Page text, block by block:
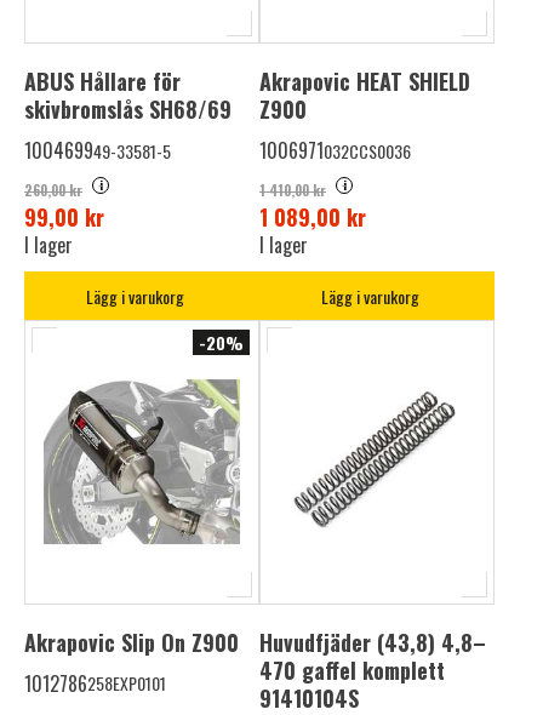
ABUS Hållare för
skivbromslås SH68/69
100469949-33581-5
260,00 kr i
99,00 kr
I lager
Lägg i varukorg
Akrapovic HEAT SHIELD
Z900
1006971032CCS0036
1 410,00 kr i
1 089,00 kr
I lager
Lägg i varukorg
-20%
Akrapovic Slip On Z900
1012786258EXP0101
Huvudfjäder (43,8) 4,8–
470 gaffel komplett
91410104S